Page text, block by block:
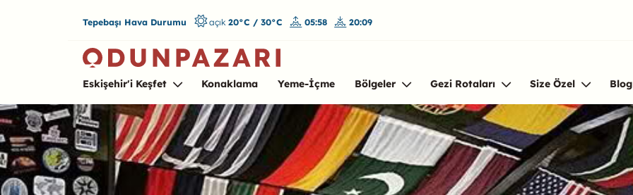
Tepebaşı Hava Durumu açık 20°C / 30°C 05:58 20:09
Eskişehir'i Keşfet Konaklama Yeme-İçme Bölgeler Gezi Rotaları Size Özel Blog